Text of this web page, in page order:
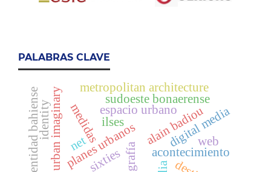
PALABRAS CLAVE
alain badiou
acontecimiento
planes urbanos
espacio urbano
identidad bahiense sudoeste bonaerense
medidas digital media
urban imaginary web
metropolitan architecture
ilses
sixties
identity
net